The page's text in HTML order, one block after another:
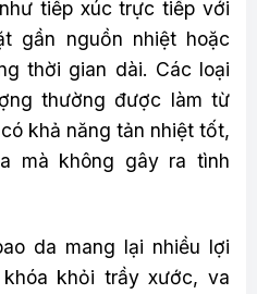
tiếp xúc trực tiếp với
gần nguồn nhiệt hoặc
thời gian dài. Các loại
thường được làm từ
khả năng tản nhiệt tốt,
mà không gây ra tình
da mang lại nhiều lợi
khỏi trầy xước, va